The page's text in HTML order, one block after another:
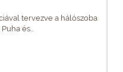
tervezve a hálószoba
és...